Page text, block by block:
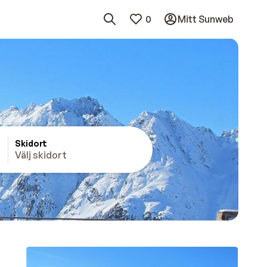
0 Mitt Sunweb
Skidort
Välj skidort